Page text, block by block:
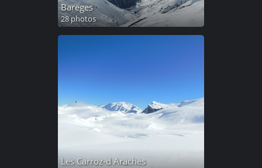
Bareges
28 photos
Les Carroz-d Araches